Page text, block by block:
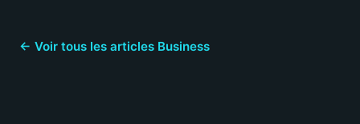
← Voir tous les articles Business